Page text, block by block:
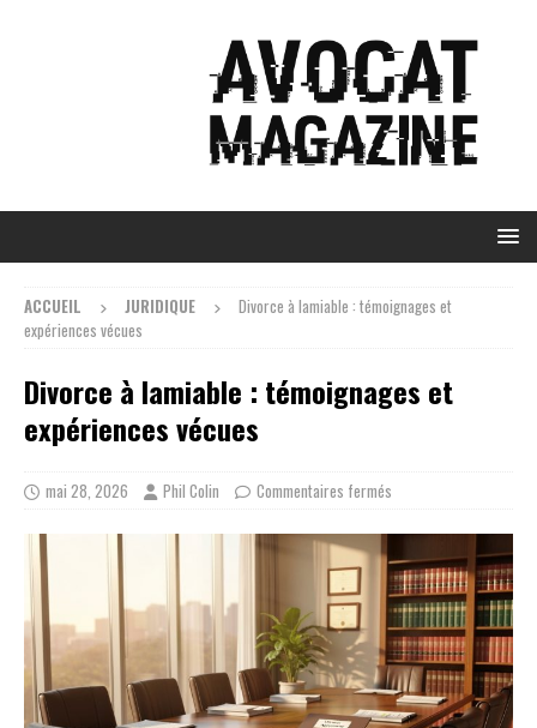
ACCUEIL JURIDIQUE
Divorce à lamiable : témoignages et
expériences vécues
Divorce à lamiable : témoignages et
expériences vécues
mai 28, 2026 Phil Colin Commentaires fermés